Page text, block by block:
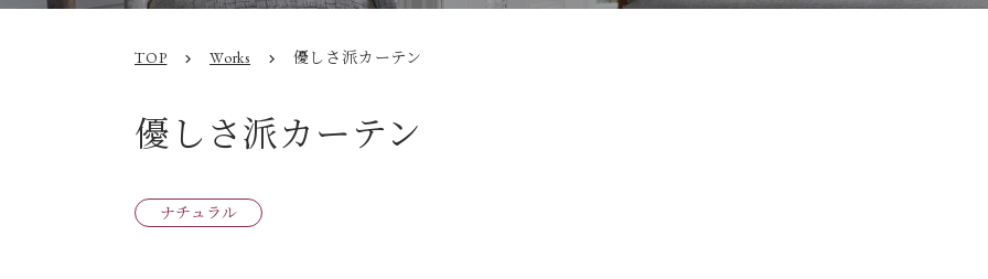
TOP chevron_right Works chevron_right 優しさ派カーテン
優しさ派カーテン
ナチュラル